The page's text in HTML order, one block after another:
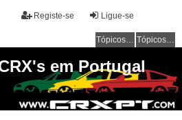
Ligue-se
Registe-se
Tópicos sem resposta Tópicos ativos
em Portugal